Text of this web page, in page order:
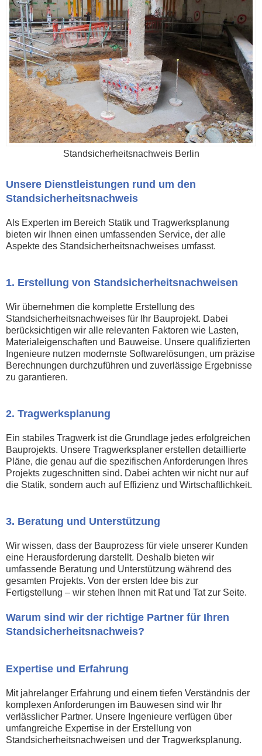
Standsicherheitsnachweis Berlin
Unsere Dienstleistungen rund um den
Standsicherheitsnachweis
Als Experten im Bereich Statik und Tragwerksplanung
bieten wir Ihnen einen umfassenden Service, der alle
Aspekte des Standsicherheitsnachweises umfasst.
1. Erstellung von Standsicherheitsnachweisen
Wir übernehmen die komplette Erstellung des
Standsicherheitsnachweises für Ihr Bauprojekt. Dabei
berücksichtigen wir alle relevanten Faktoren wie Lasten,
Materialeigenschaften und Bauweise. Unsere qualifizierten
Ingenieure nutzen modernste Softwarelösungen, um präzise
Berechnungen durchzuführen und zuverlässige Ergebnisse
zu garantieren.
2. Tragwerksplanung
Ein stabiles Tragwerk ist die Grundlage jedes erfolgreichen
Bauprojekts. Unsere Tragwerksplaner erstellen detaillierte
Pläne, die genau auf die spezifischen Anforderungen Ihres
Projekts zugeschnitten sind. Dabei achten wir nicht nur auf
die Statik, sondern auch auf Effizienz und Wirtschaftlichkeit.
3. Beratung und Unterstützung
Wir wissen, dass der Bauprozess für viele unserer Kunden
eine Herausforderung darstellt. Deshalb bieten wir
umfassende Beratung und Unterstützung während des
gesamten Projekts. Von der ersten Idee bis zur
Fertigstellung – wir stehen Ihnen mit Rat und Tat zur Seite.
Warum sind wir der richtige Partner für Ihren
Standsicherheitsnachweis?
Expertise und Erfahrung
Mit jahrelanger Erfahrung und einem tiefen Verständnis der
komplexen Anforderungen im Bauwesen sind wir Ihr
verlässlicher Partner. Unsere Ingenieure verfügen über
umfangreiche Expertise in der Erstellung von
Standsicherheitsnachweisen und der Tragwerksplanung.